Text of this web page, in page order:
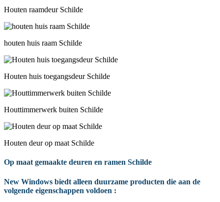
Houten raamdeur Schilde
houten huis raam Schilde
Houten huis toegangsdeur Schilde
Houttimmerwerk buiten Schilde
Houten deur op maat Schilde
Op maat gemaakte deuren en ramen Schilde
New Windows biedt alleen duurzame producten die aan de
volgende eigenschappen voldoen :